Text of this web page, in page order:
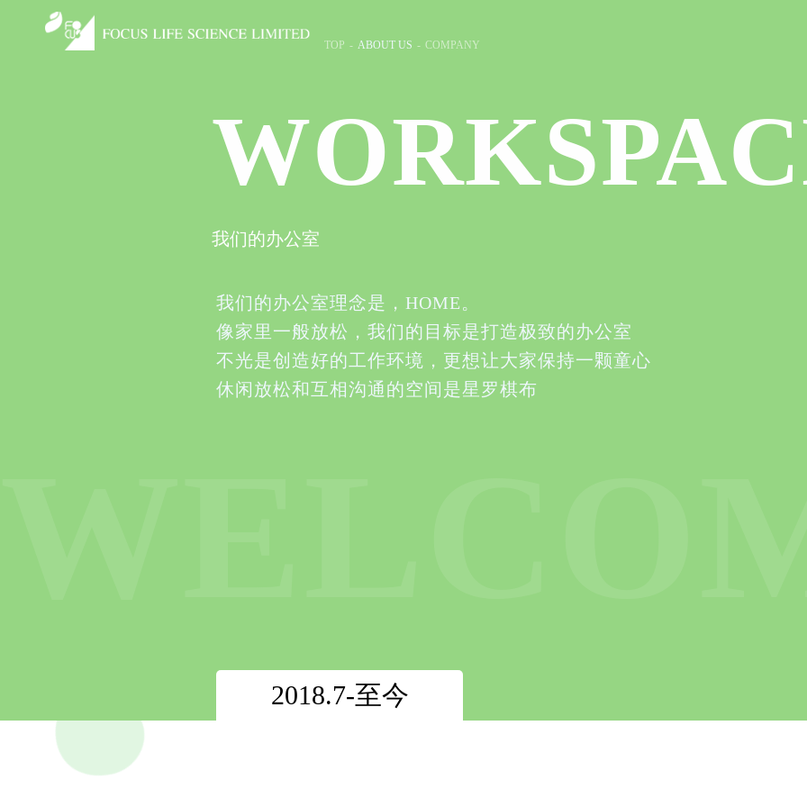
TOP - ABOUT US - COMPANY
我们的办公室
我们的办公室理念是，HOME。
像家里一般放松，我们的目标是打造极致的办公室
不光是创造好的工作环境，更想让大家保持一颗童心
休闲放松和互相沟通的空间是星罗棋布
2018.7-至今